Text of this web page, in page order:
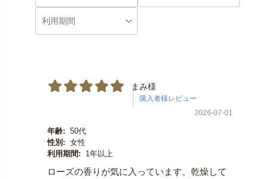
まみ様
2026-07-01
年齢: 50代
性別: 女性
利用期間:
1年以上
ローズの香りが気に入っています。乾燥して